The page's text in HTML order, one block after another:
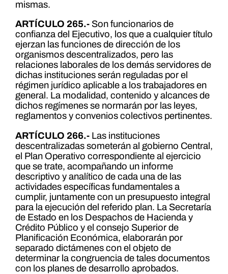
mismas.
ARTÍCULO 265.- Son funcionarios de
confianza del Ejecutivo, los que a cualquier título
ejerzan las funciones de dirección de los
organismos descentralizados, pero las
relaciones laborales de los demás servidores de
dichas instituciones serán reguladas por el
régimen jurídico aplicable a los trabajadores en
general. La modalidad, contenido y alcances de
dichos regímenes se normarán por las leyes,
reglamentos y convenios colectivos pertinentes.
ARTÍCULO 266.- Las instituciones
descentralizadas someterán al gobierno Central,
el Plan Operativo correspondiente al ejercicio
que se trate, acompañando un informe
descriptivo y analítico de cada una de las
actividades específicas fundamentales a
cumplir, juntamente con un presupuesto integral
para la ejecución del referido plan. La Secretaría
de Estado en los Despachos de Hacienda y
Crédito Público y el consejo Superior de
Planificación Económica, elaborarán por
separado dictámenes con el objeto de
determinar la congruencia de tales documentos
con los planes de desarrollo aprobados.